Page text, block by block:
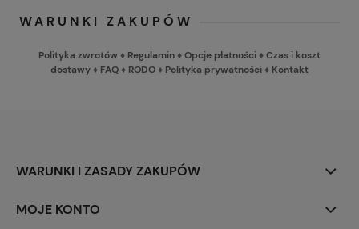
WARUNKI ZAKUPÓW
Polityka zwrotów ♦ Regulamin♦Opcje płatności♦Czas i koszt
dostawy♦ FAQ♦ RODO♦ Polityka prywatności♦ Kontakt
WARUNKI I ZASADY ZAKUPÓW
MOJE KONTO